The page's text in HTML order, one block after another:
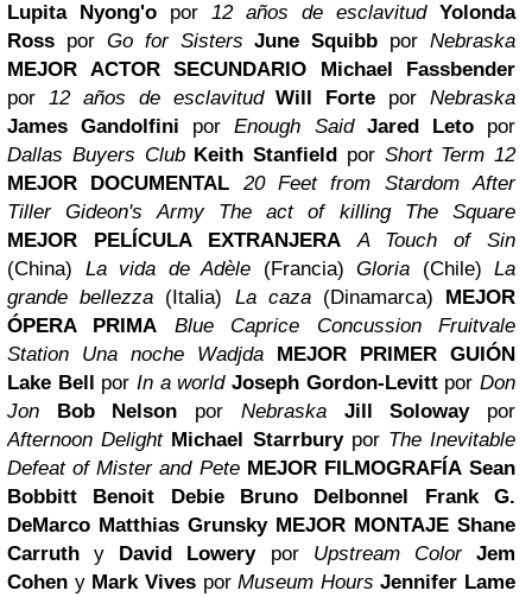
Lupita Nyong'o por 12 años de esclavitud Yolonda
Ross porGo for Sisters June Squibb por Nebraska
MEJOR ACTOR SECUNDARIO
Michael Fassbender
por 12 años de esclavitud Will Forte por Nebraska
James Gandolfini por Enough Said Jared Letopor
Dallas Buyers Club Keith Stanfield por Short Term 12
MEJOR DOCUMENTAL
20 Feet from Stardom After
Tiller
Gideon's Army The act of killing
The Square
MEJOR PELÍCULA EXTRANJERA
A Touch of Sin
(China)
La vida de Adèle (Francia) Gloria (Chile) La
grande bellezza (Italia) La caza(Dinamarca)
MEJOR
ÓPERA PRIMA
Blue Caprice Concussion
Fruitvale
Station
Una noche Wadjda
MEJOR PRIMER GUIÓN
Lake Bell porIn a world Joseph Gordon-LevittporDon
Jon
Bob Nelson por Nebraska Jill Solowaypor
Afternoon Delight Michael Starrburypor The Inevitable
Defeat of Mister and Pete MEJOR FILMOGRAFÍA Sean
Bobbitt
Benoit Debie Bruno Delbonnel
Frank G.
DeMarco Matthias Grunsky MEJOR MONTAJE Shane
Carruth y David LoweryporUpstream Color
Jem
Cohen y Mark VivesporMuseum Hours Jennifer Lame